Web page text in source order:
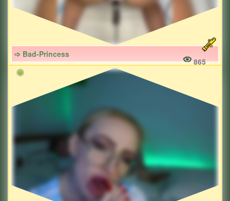
➩ Bad-Princess
865